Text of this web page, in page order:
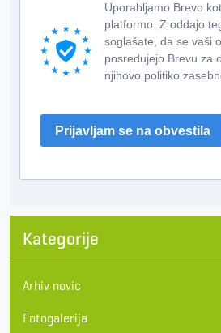
Uporabljamo Brevo
platformo. Z oddajo
soglašate, da se vaši
posredujejo Brevu za
njihovo politiko
Prijavljam se na obvestila
Kategorije
Arhiv novic
Fotogalerija